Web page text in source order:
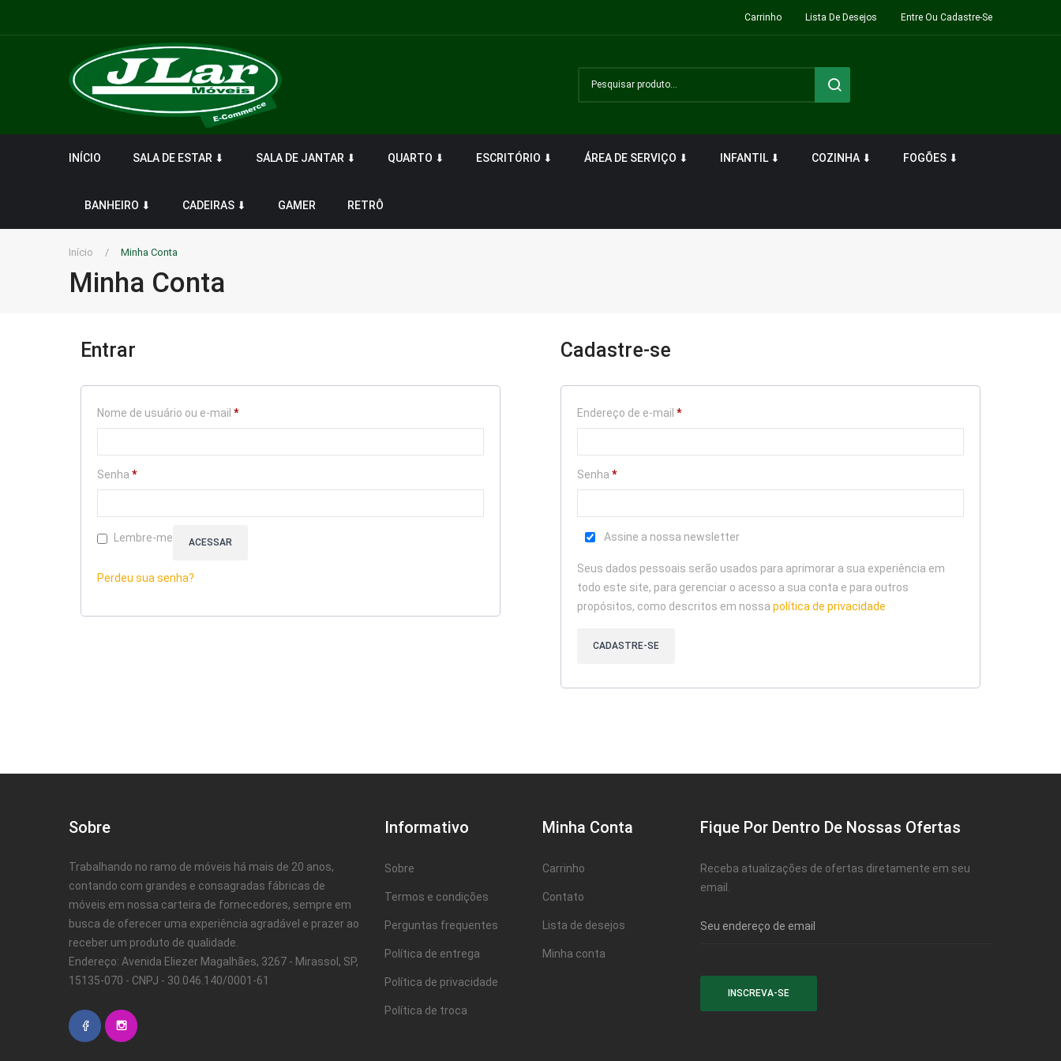
Carrinho Lista De Desejos Entre Ou Cadastre-Se
INÍCIO SALA DE ESTAR ⬇ SALA DE JANTAR ⬇ QUARTO ⬇ ESCRITÓRIO ⬇ ÁREA DE SERVIÇO ⬇ INFANTIL ⬇ COZINHA ⬇ FOGÕES ⬇
BANHEIRO ⬇ CADEIRAS ⬇ GAMER RETRÔ
Início / Minha Conta
Minha Conta
Entrar
Nome de usuário ou e-mail *Obrigatório
Senha *Obrigatório
Lembre-me ACESSAR
Perdeu sua senha?
Cadastre-se
Endereço de e-mail*Obrigatório
Senha*Obrigatório
Assine a nossa newsletter
Seus dados pessoais serão usados para aprimorar a sua experiência em
todo este site, para gerenciar o acesso a sua conta e para outros
propósitos, como descritos em nossapolítica de privacidade
CADASTRE-SE
Sobre
Trabalhando no ramo de móveis há mais de 20 anos,
contando com grandes e consagradas fábricas de
móveis em nossa carteira de fornecedores, sempre em
busca de oferecer uma experiência agradável e prazer ao
receber um produto de qualidade.
Endereço: Avenida Eliezer Magalhães, 3267 - Mirassol, SP,
15135-070 - CNPJ - 30.046.140/0001-61
Informativo
Sobre
Termos e condições
Perguntas frequentes
Política de entrega
Política de privacidade
Política de troca
Minha Conta
Carrinho
Contato
Lista de desejos
Minha conta
Fique Por Dentro De Nossas Ofertas
Receba atualizações de ofertas diretamente em seu
email.